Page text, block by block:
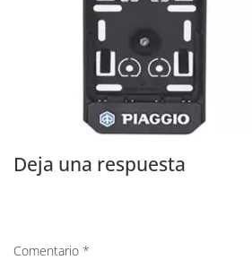
Deja una respuesta
Comentario *